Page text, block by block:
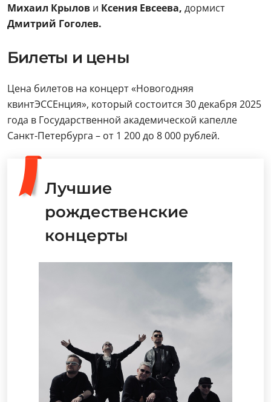
Михаил Крылов и Ксения Евсеева, дормист
Дмитрий Гоголев.
Билеты и цены
Цена билетов на концерт «Новогодняя
квинтЭССЕнция», который состоится 30 декабря 2025
года в Государственной академической капелле
Санкт-Петербурга – от 1 200 до 8 000 рублей.
Лучшие
рождественские
концерты